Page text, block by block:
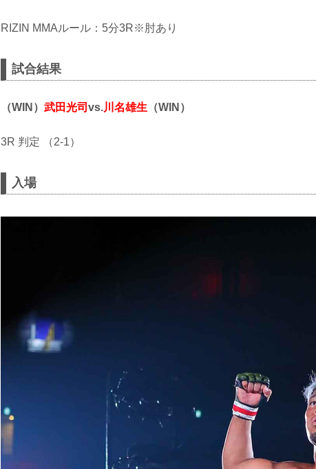
RIZIN MMAルール：5分3R※肘あり
試合結果
（WIN） 武田光司 vs.川名雄生 （WIN）
3R 判定 （2-1）
入場